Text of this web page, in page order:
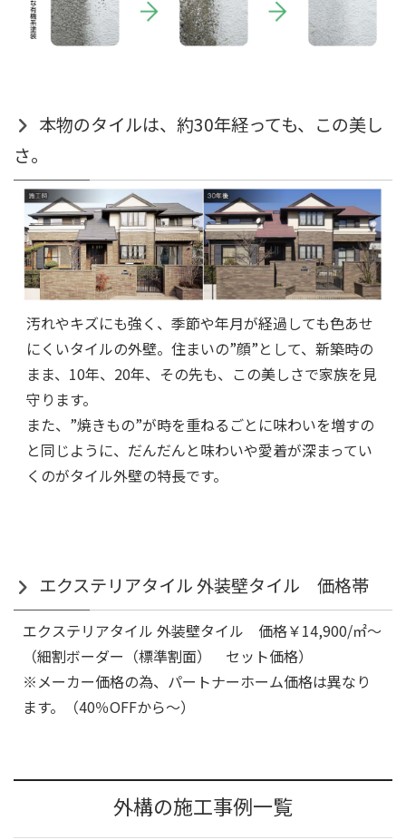
本物のタイルは、約30年経っても、この美し
さ。
汚れやキズにも強く、季節や年月が経過しても色あせ
にくいタイルの外壁。住まいの”顔”として、新築時の
まま、10年、20年、その先も、この美しさで家族を見
守ります。
また、”焼きもの”が時を重ねるごとに味わいを増すの
と同じように、だんだんと味わいや愛着が深まってい
くのがタイル外壁の特長です。
エクステリアタイル 外装壁タイル 価格帯
エクステリアタイル 外装壁タイル 価格￥14,900/㎡～
（細割ボーダー（標準割面） セット価格）
※メーカー価格の為、パートナーホーム価格は異なり
ます。（40％OFFから～）
外構の施工事例一覧